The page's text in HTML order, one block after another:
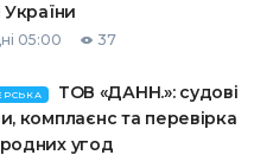
ВІД
ВИПАДКІВ
ПУТІВНИКИ ПО
України
05:00 37
ТОВ «ДАНН.»: судові
комплаєнс та перевірка
угод